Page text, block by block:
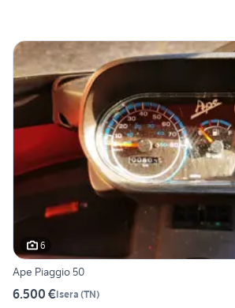
6
Ape Piaggio 50
6.500 €Isera (TN)